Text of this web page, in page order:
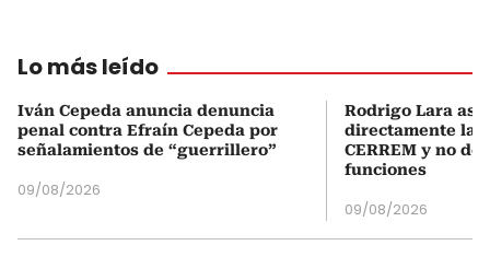
Lo más leído
Iván Cepeda anuncia denuncia
penal contra Efraín Cepeda por
señalamientos de “guerrillero”
09/08/2026
Rodrigo Lara
directamente la
CERREM y no
funciones
09/08/2026